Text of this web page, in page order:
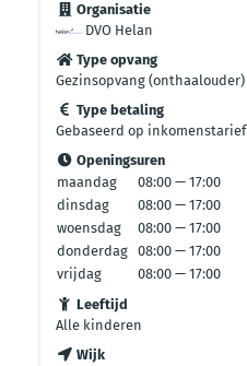
Organisatie
DVO Helan
Type opvang
Gezinsopvang (onthaalouder)
Type betaling
Gebaseerd op inkomenstarief
Openingsuren
maandag
08:00 — 17:00
dinsdag
08:00 — 17:00
woensdag
08:00 — 17:00
donderdag 08:00 — 17:00
vrijdag
08:00 — 17:00
Leeftijd
Alle kinderen
Wijk